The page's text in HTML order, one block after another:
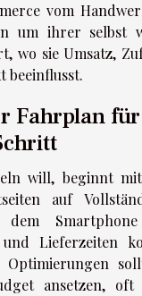
vom
um ihrer selbst
wo sie Umsatz,
beeinflusst.
Fahrplan
will, beginnt
auf
Smartphone
und Lieferzeiten
Optimierungen
ansetzen,